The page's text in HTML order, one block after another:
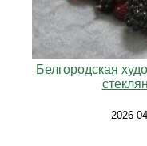
Белгородская
2026-